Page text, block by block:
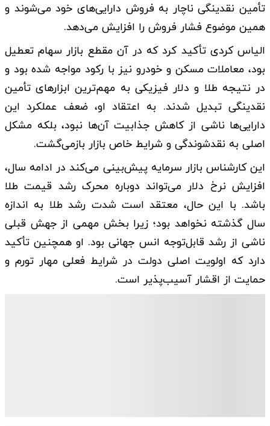
تأمین نقدینگی ناچار به فروش دارایی‌های خود می‌شوند و
همین موضوع فشار فروش را افزایش می‌دهد.
الیاس کردی تأکید کرد که در آن مقطع بازار سهام تعطیل
بود، معاملات مسکن و خودرو نیز با رکود مواجه شده بود و
در نتیجه طلا و دلار فیزیکی به مهم‌ترین ابزارهای تأمین
نقدینگی تبدیل شدند. به اعتقاد او، ضعف عملکرد این
دارایی‌ها ناشی از کاهش جذابیت آن‌ها نبود، بلکه مشکل
اصلی به نقدشوندگی و شرایط خاص بازار بازمی‌گشت.
این کارشناس بازار سرمایه پیش‌بینی می‌کند در ادامه سال،
افزایش نرخ دلار می‌تواند دوباره محرک رشد قیمت طلا
باشد. با این حال، معتقد است شدت رشد طلا به اندازه
سال گذشته نخواهد بود؛ زیرا بخش مهمی از جهش قبلی
ناشی از رشد قابل‌توجه انس جهانی بود. او همچنین تأکید
دارد که اولویت اصلی دولت در شرایط فعلی مهار تورم و
حمایت از اقشار آسیب‌پذیر است.